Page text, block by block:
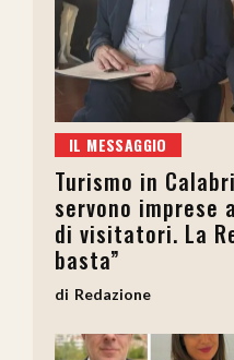
IL MESSAGGIO
Turismo in
servono imprese
di visitatori. La
basta”
Redazione